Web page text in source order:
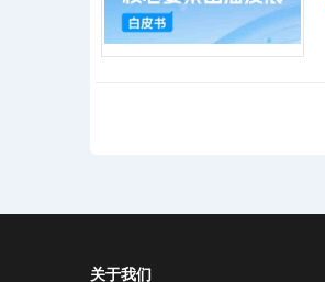
关于我们